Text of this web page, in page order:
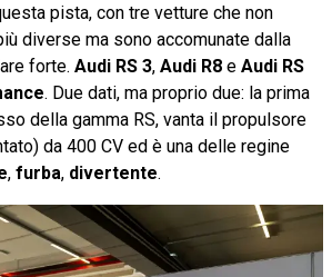
pista, con tre vetture che non
diverse ma sono accomunate dalla
forte. Audi RS 3, Audi R8 e Audi RS
. Due dati, ma proprio due: la prima
della gamma RS, vanta il propulsore
da 400 CV ed è una delle regine
, furba, divertente.